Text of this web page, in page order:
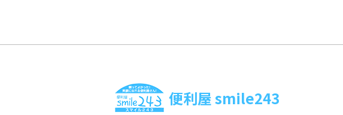
便利屋 smile243